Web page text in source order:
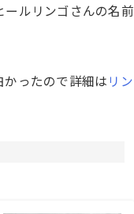
ルリンゴさんの名前
ったので詳細はリン